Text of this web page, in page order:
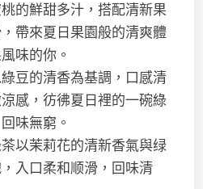
的鮮甜多汁，搭配清新果
帶來夏日果園般的清爽體
味的你。
豆的清香為基調，口感清
感，彷彿夏日裡的一碗綠
味無窮。
以茉莉花的清新香氣與绿
入口柔和顺滑，回味清